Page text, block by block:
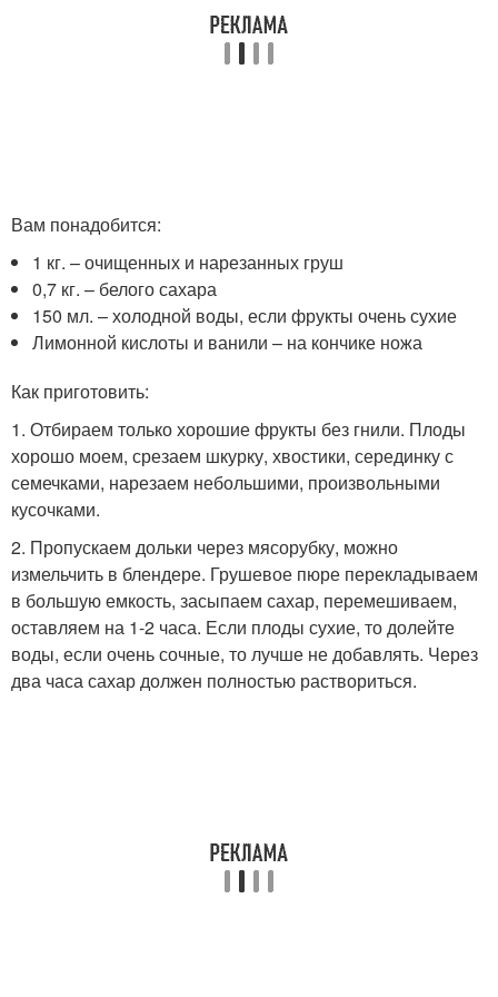
Вам понадобится:
1 кг. – очищенных и нарезанных груш
0,7 кг. – белого сахара
150 мл. – холодной воды, если фрукты очень сухие
Лимонной кислоты и ванили – на кончике ножа
Как приготовить:
1. Отбираем только хорошие фрукты без гнили. Плоды
хорошо моем, срезаем шкурку, хвостики, серединку с
семечками, нарезаем небольшими, произвольными
кусочками.
2. Пропускаем дольки через мясорубку, можно
измельчить в блендере. Грушевое пюре перекладываем
в большую емкость, засыпаем сахар, перемешиваем,
оставляем на 1-2 часа. Если плоды сухие, то долейте
воды, если очень сочные, то лучше не добавлять. Через
два часа сахар должен полностью раствориться.